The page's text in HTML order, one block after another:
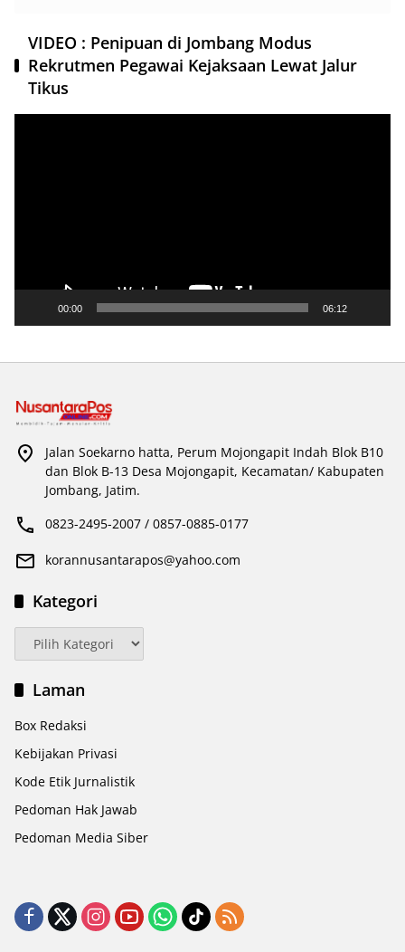
VIDEO : Penipuan di Jombang Modus
Rekrutmen Pegawai Kejaksaan Lewat Jalur
Tikus
00:00 06:12
Jalan Soekarno hatta, Perum Mojongapit Indah Blok B10
dan Blok B-13 Desa Mojongapit, Kecamatan/ Kabupaten
Jombang, Jatim.
0823-2495-2007 / 0857-0885-0177
korannusantarapos@yahoo.com
Kategori
Kategori
Laman
Box Redaksi
Kebijakan Privasi
Kode Etik Jurnalistik
Pedoman Hak Jawab
Pedoman Media Siber